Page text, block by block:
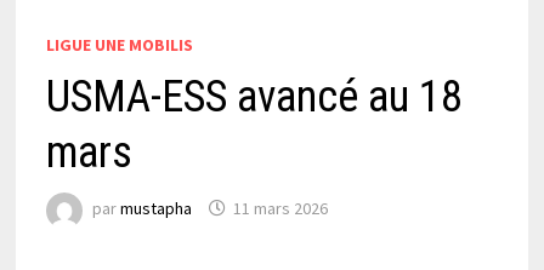
LIGUE UNE MOBILIS
USMA-ESS avancé au 18
mars
parmustapha 11 mars 2026